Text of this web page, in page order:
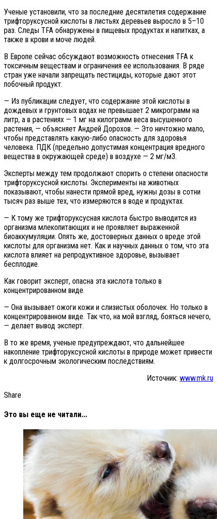
Ученые установили, что за последние десятилетия содержание
трифторуксусной кислоты в листьях деревьев выросло в 5–10
раз. Следы TFA обнаружены в пищевых продуктах и напитках, а
также в крови и моче людей.
В Европе сейчас обсуждают возможность отнесения TFA к
токсичным веществам и ограничения ее использования. В ряде
стран уже начали запрещать пестициды, которые дают этот
побочный продукт.
— Из публикации следует, что содержание этой кислоты в
дождевых и грунтовых водах не превышает 2 микрограмм на
литр, а в растениях — 1 мг на килограмм веса высушенного
растения, — объясняет Андрей Дорохов. — Это ничтожно мало,
чтобы представлять какую-либо опасность для здоровья
человека. ПДК (предельно допустимая концентрация вредного
вещества в окружающей среде) в воздухе — 2 мг/м3.
Эксперты между тем продолжают спорить о степени опасности
трифторуксусной кислоты. Эксперименты на животных
показывают, чтобы нанести прямой вред, нужны дозы в сотни
тысяч раз выше тех, что измеряются в воде и продуктах.
— К тому же трифторуксусная кислота быстро выводится из
организма млекопитающих и не проявляет выраженной
биоаккумуляции. Опять же, достоверных данных о вреде этой
кислоты для организма нет. Как и научных данных о том, что эта
кислота влияет на репродуктивное здоровье, вызывает
бесплодие.
Как говорит эксперт, опасна эта кислота только в
концентрированном виде.
— Она вызывает ожоги кожи и слизистых оболочек. Но только в
концентрированном виде. Так что, на мой взгляд, бояться нечего,
— делает вывод эксперт.
В то же время, ученые предупреждают, что дальнейшее
накопление трифторуксусной кислоты в природе может привести
к долгосрочным экологическим последствиям.
Источник: www.mk.ru
Share
Это вы еще не читали...